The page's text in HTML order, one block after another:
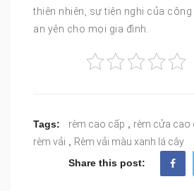
thiên nhiên, sự tiện nghi của
an yên cho mọi gia đình.
Tags: rèm cao cấp , rèm cửa cao
rèm vải , Rèm vải màu xanh lá cây
Share this post: